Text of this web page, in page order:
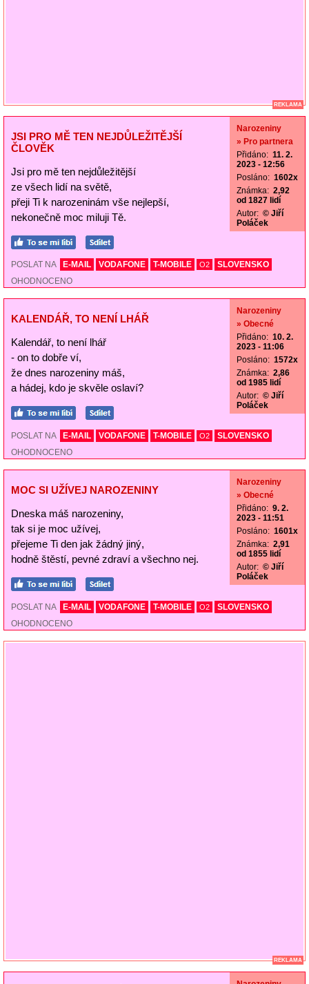
REKLAMA
JSI PRO MĚ TEN NEJDŮLEŽITĚJŠÍ
ČLOVĚK
Jsi pro mě ten nejdůležitější
ze všech lidí na světě,
přeji Ti k narozeninám vše nejlepší,
nekonečně moc miluji Tě.
Narozeniny
» Pro partnera
Přidáno: 11. 2.
2023 - 12:56
Posláno: 1602x
Známka: 2,92
od 1827 lidí
Autor: © Jiří
Poláček
POSLAT NA E-MAIL VODAFONE T-MOBILE O2
SLOVENSKO
OHODNOCENO
KALENDÁŘ, TO NENÍ LHÁŘ
Kalendář, to není lhář
- on to dobře ví,
že dnes narozeniny máš,
a hádej, kdo je skvěle oslaví?
Narozeniny
» Obecné
Přidáno: 10. 2.
2023 - 11:06
Posláno: 1572x
Známka: 2,86
od 1985 lidí
Autor: © Jiří
Poláček
POSLAT NA E-MAIL VODAFONE T-MOBILE O2
SLOVENSKO
OHODNOCENO
MOC SI UŽÍVEJ NAROZENINY
Dneska máš narozeniny,
tak si je moc užívej,
přejeme Ti den jak žádný jiný,
hodně štěstí, pevné zdraví a všechno nej.
Narozeniny
» Obecné
Přidáno: 9. 2.
2023 - 11:51
Posláno: 1601x
Známka: 2,91
od 1855 lidí
Autor: © Jiří
Poláček
POSLAT NA E-MAIL VODAFONE T-MOBILE O2
SLOVENSKO
OHODNOCENO
REKLAMA